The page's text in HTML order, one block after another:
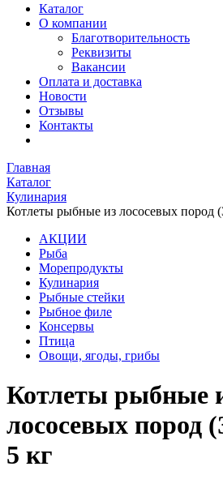
Каталог
О компании
Благотворительность
Реквизиты
Вакансии
Оплата и доставка
Новости
Отзывы
Контакты
Главная
Каталог
Кулинария
Котлеты рыбные из лососевых пород
АКЦИИ
Рыба
Морепродукты
Кулинария
Рыбные стейки
Рыбное филе
Консервы
Птица
Овощи, ягоды, грибы
Котлеты рыбные
лососевых пород
5 кг